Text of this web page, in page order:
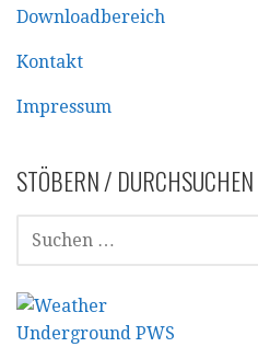
Downloadbereich
Kontakt
Impressum
STÖBERN / DURCHSUCHEN
SUCHEN
NACH: